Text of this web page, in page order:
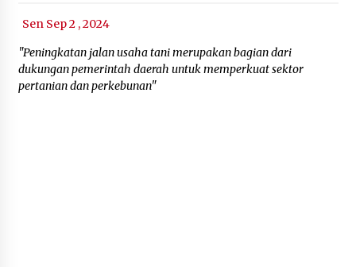
Sen Sep 2 , 2024
"Peningkatan jalan usaha tani merupakan bagian dari
dukungan pemerintah daerah untuk memperkuat sektor
pertanian dan perkebunan"